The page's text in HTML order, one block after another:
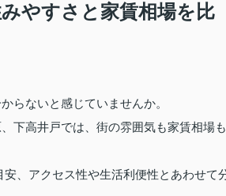
やすさと家賃相場を比
らないと感じていませんか。
下高井戸では、街の雰囲気も家賃相場も
、アクセス性や生活利便性とあわせて